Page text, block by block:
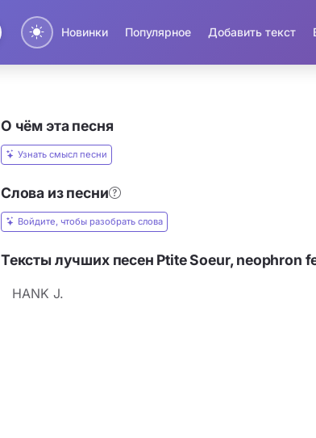
Новинки Популярное Добавить текст
О чём эта песня
Узнать смысл песни
Слова из песни
Войдите, чтобы разобрать слова
Тексты лучших песен Ptite Soeur, neophron
HANK J.